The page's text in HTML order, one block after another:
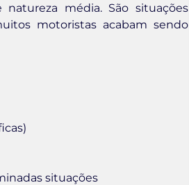
média. São situações
motoristas acabam sendo
situações